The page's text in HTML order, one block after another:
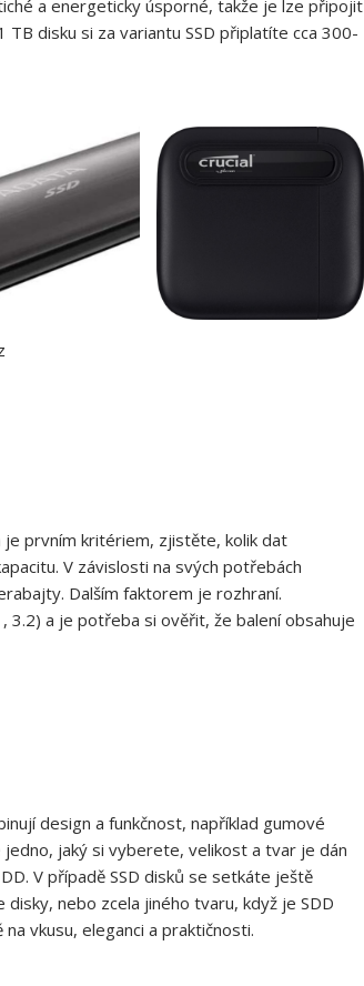
a energeticky úsporné, takže je lze připojit
disku si za variantu SSD připlatíte cca 300-
je prvním kritériem, zjistěte, kolik dat
V závislosti na svých potřebách
Dalším faktorem je rozhraní.
3.2) a je potřeba si ověřit, že balení obsahuje
design a funkčnost, například gumové
jaký si vyberete, velikost a tvar je dán
V případě SSD disků se setkáte ještě
nebo zcela jiného tvaru, když je SDD
vkusu, eleganci a praktičnosti.